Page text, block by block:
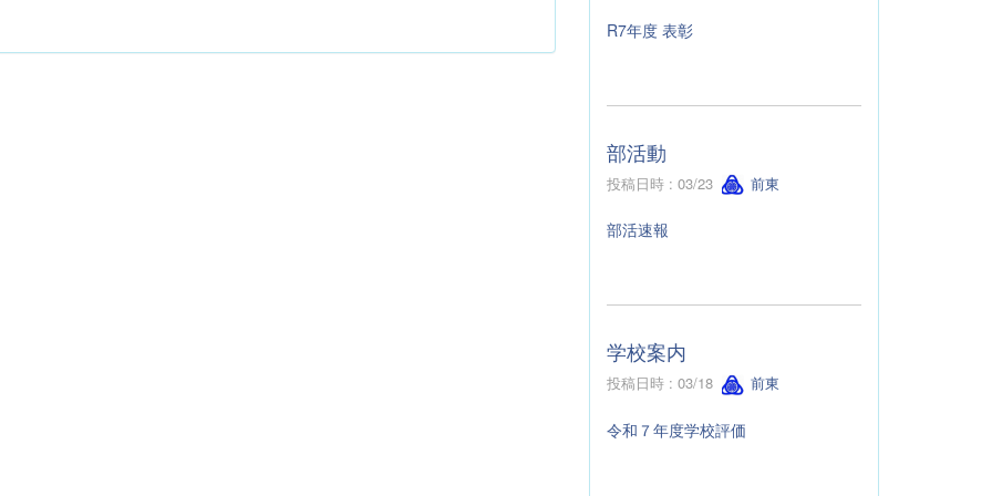
R7年度 表彰
部活動
投稿日時 : 03/23 前東
部活速報
学校案内
投稿日時 : 03/18 前東
令和７年度学校評価